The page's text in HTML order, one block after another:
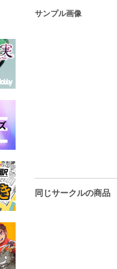
サンプル画像
同じサークルの商品